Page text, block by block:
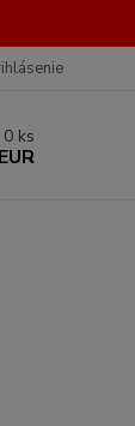
0 ks